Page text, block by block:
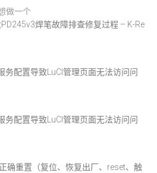
做一个
焊笔故障排查修复过程 – K-Re
务配置导致LuCI管理页面无法访问问
务配置导致LuCI管理页面无法访问问
确重置（复位、恢复出厂、reset、触